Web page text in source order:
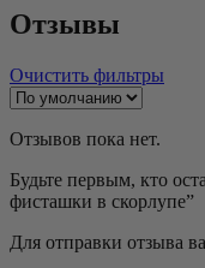
Отзывы
Очистить фильтры
Отзывов пока нет.
Будьте первым, кто
фисташки в скорлупе”
Для отправки отзыва